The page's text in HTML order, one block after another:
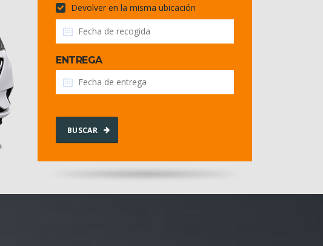
Devolver en la misma ubicación
ENTREGA
BUSCAR